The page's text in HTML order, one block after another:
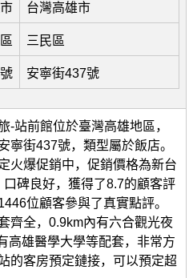
台灣高雄市
三民區
安寧街437號
-站前館位於臺灣高雄地區，
寧街437號，類型屬於飯店。
火爆促銷中，促銷價格為新台
口碑良好，獲得了8.7的顧客評
位顧客參與了真實點評。
齊全，0.9km內有六合觀光夜
高雄醫學大學等配套，非常方
的客房預定鏈接，可以預定超